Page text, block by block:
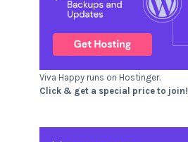
Viva Happy runs on Hostinger.
Click & get a special price to join!